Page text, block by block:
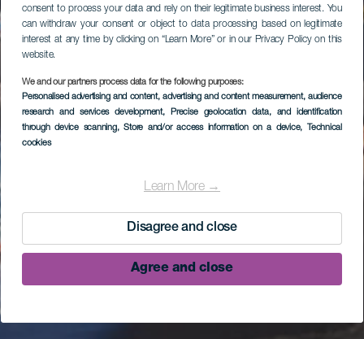
consent to process your data and rely on their legitimate business interest. You
can withdraw your consent or object to data processing based on legitimate
interest at any time by clicking on “Learn More” or in our Privacy Policy on this
website.
We and our partners process data for the following purposes:
Personalised advertising and content, advertising and content measurement, audience
research and services development, Precise geolocation data, and identification
through device scanning, Store and/or access information on a device, Technical
cookies
Learn More →
Disagree and close
Agree and close